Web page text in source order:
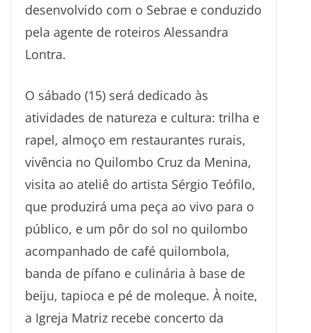
desenvolvido com o Sebrae e conduzido
pela agente de roteiros Alessandra
Lontra.
O sábado (15) será dedicado às
atividades de natureza e cultura: trilha e
rapel, almoço em restaurantes rurais,
vivência no Quilombo Cruz da Menina,
visita ao ateliê do artista Sérgio Teófilo,
que produzirá uma peça ao vivo para o
público, e um pôr do sol no quilombo
acompanhado de café quilombola,
banda de pífano e culinária à base de
beiju, tapioca e pé de moleque. À noite,
a Igreja Matriz recebe concerto da